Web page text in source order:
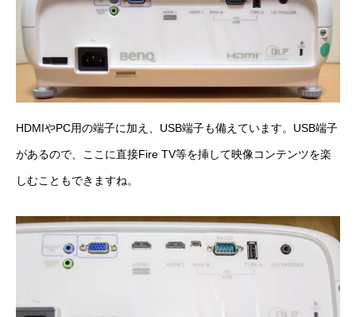
HDMIやPC用の端子に加え、USB端子も備えています。USB端子
があるので、ここに直接Fire TV等を挿して映像コンテンツを楽
しむこともできますね。